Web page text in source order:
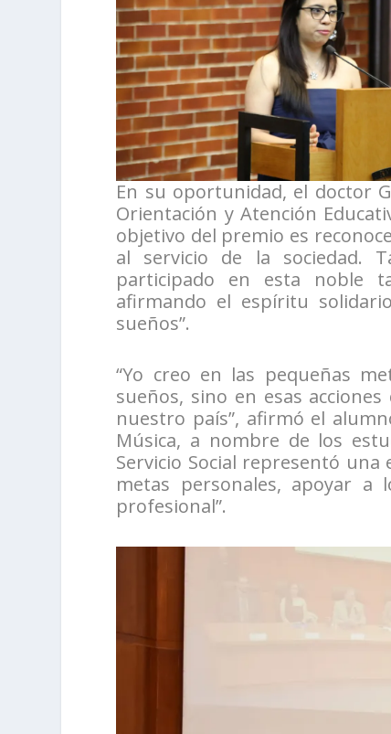
En su oportunidad, el doctor
Orientación y Atención
objetivo del premio es
al servicio de la sociedad.
participado en esta noble
afirmando el espíritu
sueños”.
“Yo creo en las pequeñas
sueños, sino en esas
nuestro país”, afirmó el
Música, a nombre de los
Servicio Social representó
metas personales, apoyar
profesional”.